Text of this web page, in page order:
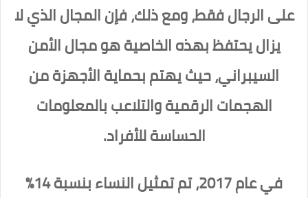
على الرجال فقط، ومع ذلك، فإن المجال الذي لا
يزال يحتفظ بهذه الخاصية هو مجال الأمن
السيبراني، حيث يهتم بحماية الأجهزة من
الهجمات الرقمية والتلاعب بالمعلومات
الحساسة للأفراد.
في عام 2017، تم تمثيل النساء بنسبة 14%